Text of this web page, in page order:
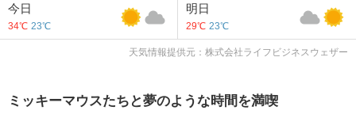
今日
34℃ 23℃
明日
29℃ 23℃
天気情報提供元：株式会社ライフビジネスウェザー
ミッキーマウスたちと夢のような時間を満喫